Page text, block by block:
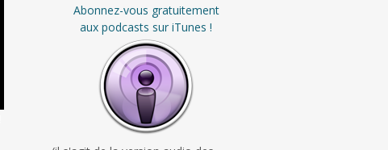
Abonnez-vous gratuitement
aux podcasts sur iTunes !